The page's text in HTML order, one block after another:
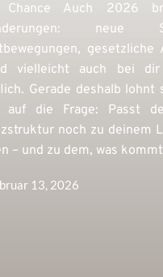
Chance Auch 2026
neue
gesetzliche
vielleicht auch bei
Gerade deshalb
auf die Frage: Passt
noch zu deinem
– und zu dem, was
13, 2026